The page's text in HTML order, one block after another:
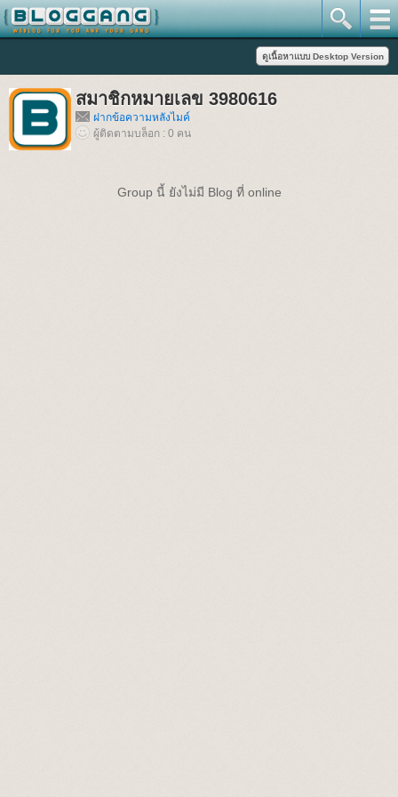
สมาชิกหมายเลข 3980616
ฝากข้อความหลังไมค์
ผู้ติดตามบล็อก : 0 คน
Group นี้ ยังไม่มี Blog ที่ online